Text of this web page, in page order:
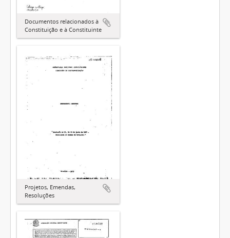
Documentos relacionados à
Constituição e à Constituinte
Projetos, Emendas,
Resoluções